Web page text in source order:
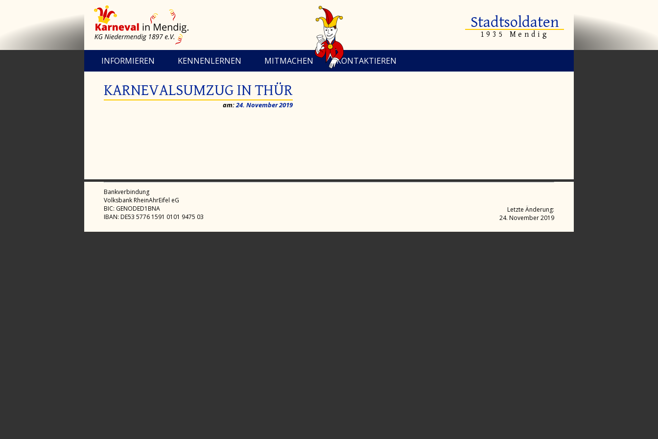
Stadtsoldaten
1935 Mendig
INFORMIEREN KENNENLERNEN MITMACHEN KONTAKTIEREN
KARNEVALSUMZUG IN THÜR
am:24. November 2019
Bankverbindung
Volksbank RheinAhrEifel eG
BIC: GENODED1BNA
IBAN: DE53 5776 1591 0101 9475 03
Letzte Änderung:
24. November 2019